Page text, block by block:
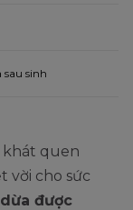
sinh
khát quen
vời cho sức
được